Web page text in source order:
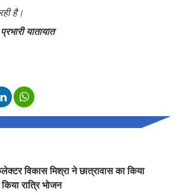
है।
यातायात
विकास मिश्रा ने छात्रावास का किया
किया रात्रि भोजन